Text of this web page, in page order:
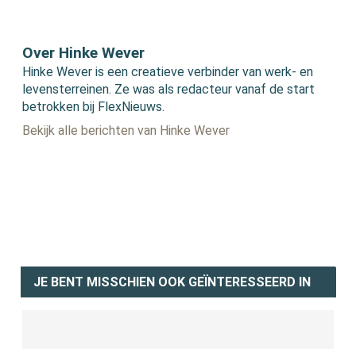
Over Hinke Wever
Hinke Wever is een creatieve verbinder van werk- en
levensterreinen. Ze was als redacteur vanaf de start
betrokken bij FlexNieuws.
Bekijk alle berichten van Hinke Wever
JE BENT MISSCHIEN OOK GEÏNTERESSEERD IN